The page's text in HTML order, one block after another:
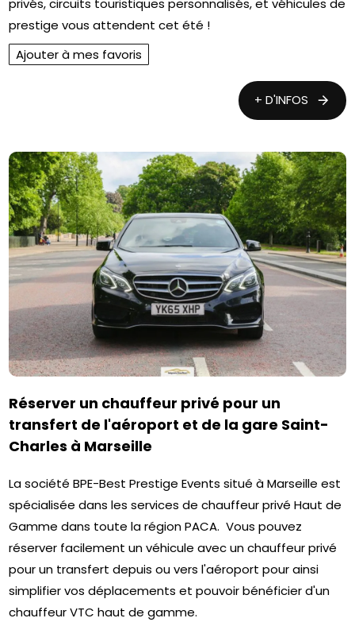
privés, circuits touristiques personnalisés, et véhicules de
prestige vous attendent cet été !
Ajouter à mes favoris
+ D'INFOS
Réserver un chauffeur privé pour un
transfert de l'aéroport et de la gare Saint-
Charles à Marseille
La société BPE-Best Prestige Events situé à Marseille est
spécialisée dans les services de chauffeur privé Haut de
Gamme dans toute la région PACA. Vous pouvez
réserver facilement un véhicule avec un chauffeur privé
pour un transfert depuis ou vers l'aéroport pour ainsi
simplifier vos déplacements et pouvoir bénéficier d'un
chauffeur VTC haut de gamme.